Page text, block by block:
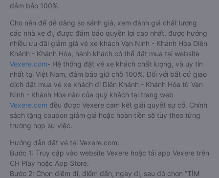
đảm bảo 100%.
Cho nên để dễ dàng so sánh giá, xem đánh giá chất lượng
các nhà xe đi, được đảm bảo quyền lợi cao nhất, được hưởng
nhiều ưu đãi giảm giá vé xe khách Vạn Ninh - Khánh Hòa Diên
Khánh - Khánh Hòa, hành khách có thể đặt mua tại website
Vexere.com- Hệ thống đặt vé xe khách chất lượng, và uy tín
nhất tại Việt Nam, đảm bảo giữ chỗ 100%. Đối với bất cứ giao
dịch đặt mua vé xe khách đi Diên Khánh - Khánh Hòa từ Vạn
Ninh - Khánh Hòa nào của quý khách tại trang web
Vexere.com đều được Vexere cam kết giải quyết sự cố. Chính
sách tặng coupon giảm giá hoặc hoàn tiền sẽ tùy theo từng
trường hợp sự việc.
Hướng dẫn đặt vé tại Vexere.com:
Bước 1: Truy cập vào website Vexere hoặc tải app Vexere trên
CH Play hoặc App Store.
Bước 2: Chọn điểm đi, điểm đến, ngày đi, sau đó chọn “TÌM